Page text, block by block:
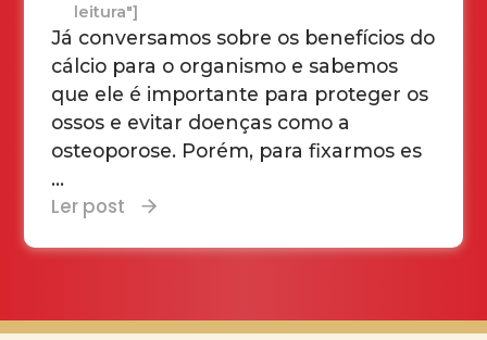
leitura"]
Já conversamos sobre os benefícios do
cálcio para o organismo e sabemos
que ele é importante para proteger os
ossos e evitar doenças como a
osteoporose. Porém, para fixarmos es
...
Ler post